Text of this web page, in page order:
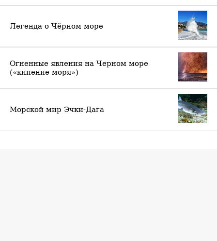
Легенда о Чёрном море
Огненные явления на Черном море
(«кипение моря»)
Морской мир Эчки-Дага